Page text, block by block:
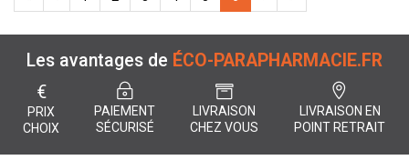
Les avantages de ÉCO-PARAPHARMACIE.FR
€
PRIX
CHOIX
PAIEMENT
SÉCURISÉ
LIVRAISON
CHEZ VOUS
LIVRAISON EN
POINT RETRAIT